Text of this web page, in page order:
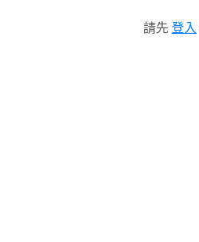
請先 登入